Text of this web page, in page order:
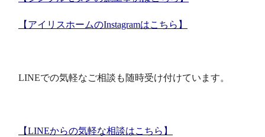
【アイリスホームのInstagramはこちら】
LINEでの気軽なご相談も随時受け付けています。
【LINEからの気軽な相談はこちら】